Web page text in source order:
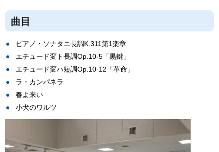
曲目
ピアノ・ソナタニ長調K.311第1楽章
エチュード変ト長調Op.10-5「黒鍵」
エチュード変ハ短調Op.10-12「革命」
ラ・カンパネラ
春よ来い
小犬のワルツ